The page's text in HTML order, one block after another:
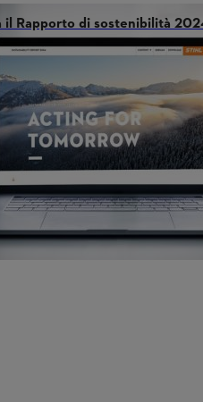
il Rapporto di sostenibilità